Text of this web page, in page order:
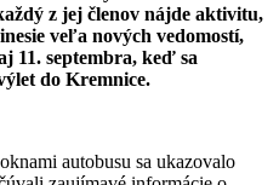
z jej členov nájde aktivitu,
veľa nových vedomostí,
11. septembra, keď sa
do Kremnice.
autobusu sa ukazovalo